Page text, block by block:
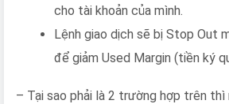
cho tài khoản của mình.
Lệnh giao dịch sẽ bị Stop Out
để giảm Used Margin (tiền ký
– Tại sao phải là 2 trường hợp trên thì